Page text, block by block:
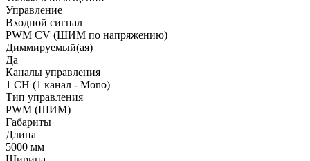
Управление
Входной сигнал
PWM СV (ШИМ по напряжению)
Диммируемый(ая)
Да
Каналы управления
1 CH (1 канал - Mono)
Тип управления
PWM (ШИМ)
Габариты
Длина
5000 мм